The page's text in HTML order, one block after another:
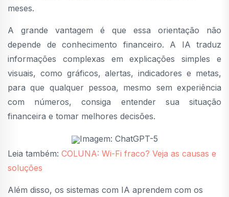
meses.
A grande vantagem é que essa orientação não
depende de conhecimento financeiro. A IA traduz
informações complexas em explicações simples e
visuais, como gráficos, alertas, indicadores e metas,
para que qualquer pessoa, mesmo sem experiência
com números, consiga entender sua situação
financeira e tomar melhores decisões.
Imagem: ChatGPT-5
Leia também: COLUNA: Wi-Fi fraco? Veja as causas e
soluções
Além disso, os sistemas com IA aprendem com os